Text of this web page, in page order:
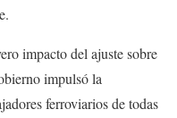
impacto del ajuste sobre
impulsó la
ferroviarios de todas